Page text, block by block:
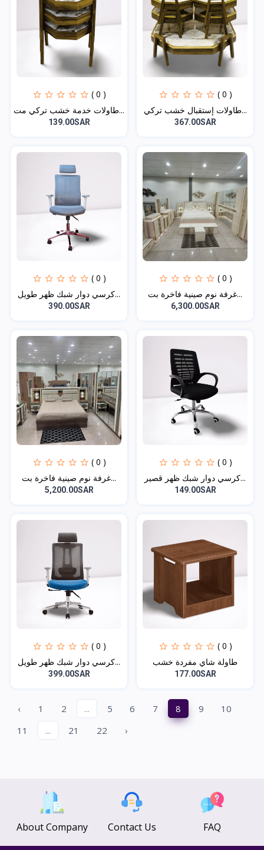
( 0 )
طاولات خدمة خشب تركي مت...
139.00SAR
( 0 )
طاولات إستقبال خشب تركي...
367.00SAR
( 0 )
كرسي دوار شبك ظهر طويل...
390.00SAR
( 0 )
غرفة نوم صينية فاخرة بت...
6,300.00SAR
( 0 )
غرفة نوم صينية فاخرة بت...
5,200.00SAR
( 0 )
كرسي دوار شبك ظهر قصير...
149.00SAR
( 0 )
كرسي دوار شبك ظهر طويل...
399.00SAR
( 0 )
طاولة شاي مفردة خشب
177.00SAR
‹ 1 2 ... 5 6 7 8 9
10
11
... 21 22 ›
About Company Contact Us FAQ